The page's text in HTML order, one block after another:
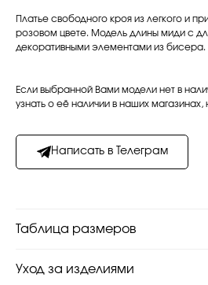
Платье свободного кроя из легкого и
розовом цвете. Модель длины миди с
декоративными элементами из бисера.
Если выбранной Вами модели нет в
узнать о её наличии в наших
Написать в Телеграм
Таблица размеров
Уход за изделиями